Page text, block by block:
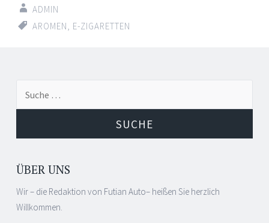
ADMIN
AROMEN, E-ZIGARETTEN
ÜBER UNS
Wir – die Redaktion von Futian Auto– heißen Sie herzlich
Willkommen.